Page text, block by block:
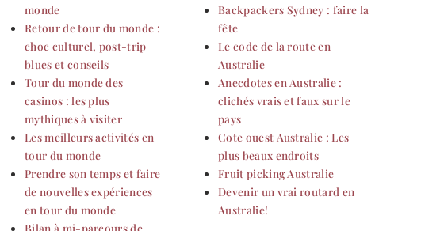
monde
Retour de tour du monde :
choc culturel, post-trip
blues et conseils
Tour du monde des
casinos : les plus
mythiques à visiter
Les meilleurs activités en
tour du monde
Prendre son temps et faire
de nouvelles expériences
en tour du monde
Bilan à mi-parcours de
Backpackers Sydney : faire la
fête
Le code de la route en
Australie
Anecdotes en Australie :
clichés vrais et faux sur le
pays
Cote ouest Australie : Les
plus beaux endroits
Fruit picking Australie
Devenir un vrai routard en
Australie!